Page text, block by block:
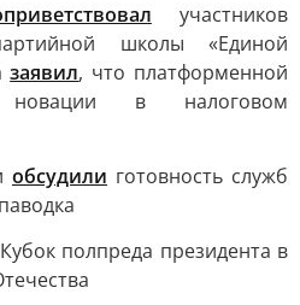
участников
школы «Единой
заявил, что платформенной
в налоговом
обсудили готовность служб
полпреда президента в